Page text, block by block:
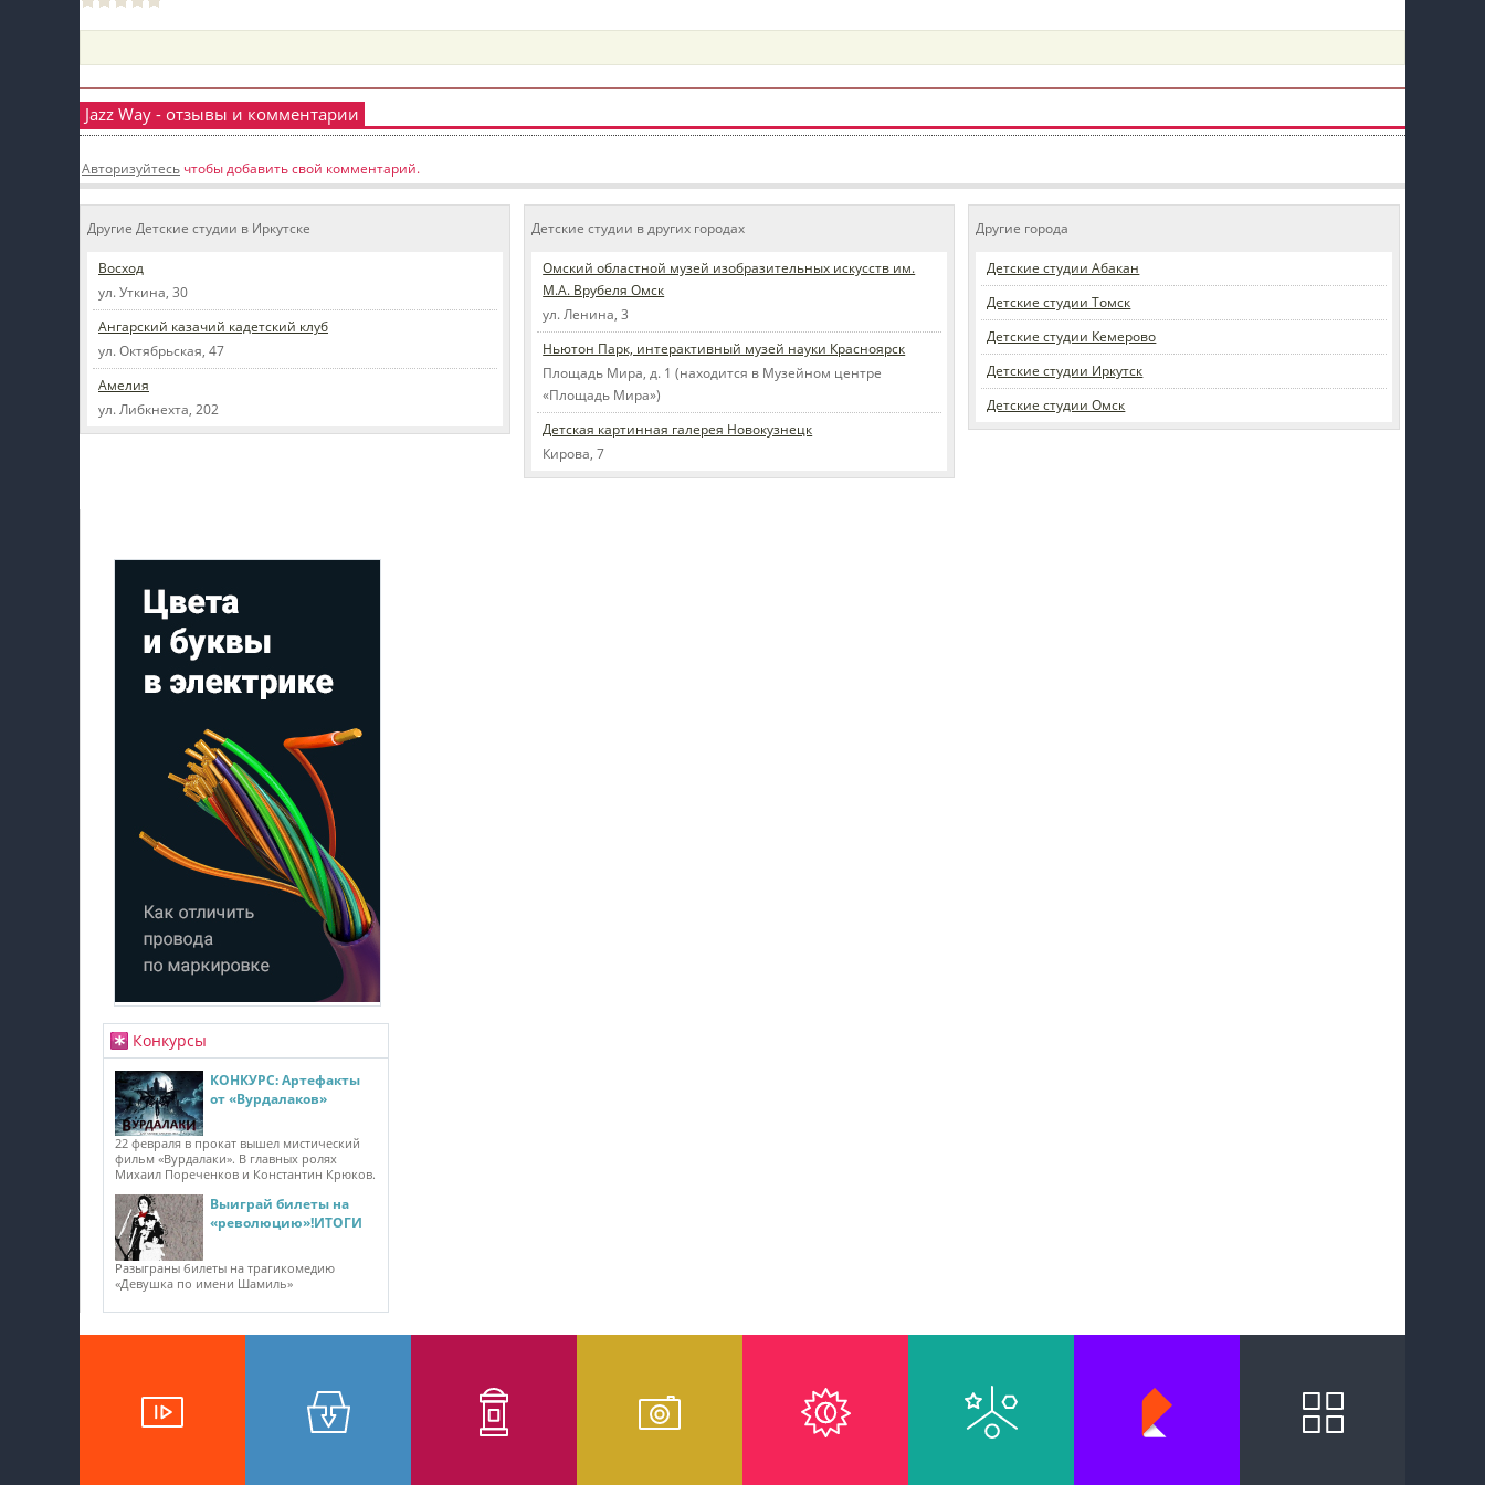
пїЅпїЅпїЅ
пїЅпїЅпїЅпїЅпїЅпїЅпїЅпїЅпїЅпїЅпїЅ
пїЅпїЅпїЅ
пїЅпїЅпїЅ пїЅпїЅпїЅпїЅпїЅ
пїЅпїЅпїЅ пїЅпїЅпїЅпїЅпїЅпїЅ
пїЅпїЅпїЅпїЅпїЅ
пїЅпїЅпїЅпїЅпїЅпїЅпїЅпїЅпїЅпїЅ
пїЅпїЅпїЅпїЅпїЅпїЅпїЅпїЅпїЅпїЅ
Jazz Way - отзывы и комментарии
Авторизуйтесь чтобы добавить свой комментарий.
Другие Детские студии в Иркутске
Восход
ул. Уткина, 30
Ангарский казачий кадетский клуб
ул. Октябрьская, 47
Амелия
ул. Либкнехта, 202
Детские студии в других городах
Омский областной музей изобразительных искусств им.
М.А. Врубеля Омск
ул. Ленина, 3
Ньютон Парк, интерактивный музей науки Красноярск
Площадь Мира, д. 1 (находится в Музейном центре
«Площадь Мира»)
Детская картинная галерея Новокузнецк
Кирова, 7
Другие города
Детские студии Абакан
Детские студии Томск
Детские студии Кемерово
Детские студии Иркутск
Детские студии Омск
Конкурсы
КОНКУРС: Артефакты
от «Вурдалаков»
22 февраля в прокат вышел мистический
фильм «Вурдалаки». В главных ролях
Михаил Пореченков и Константин Крюков.
Выиграй билеты на
«революцию»!ИТОГИ
Разыграны билеты на трагикомедию
«Девушка по имени Шамиль»